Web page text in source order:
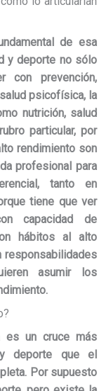
de esa
y deporte no sólo
con prevención,
psicofísica, la
nutrición, salud
particular, por
rendimiento son
profesional para
tanto en
tiene que ver
capacidad de
hábitos al alto
responsabilidades
asumir los
.
es un cruce más
y deporte que el
Por supuesto